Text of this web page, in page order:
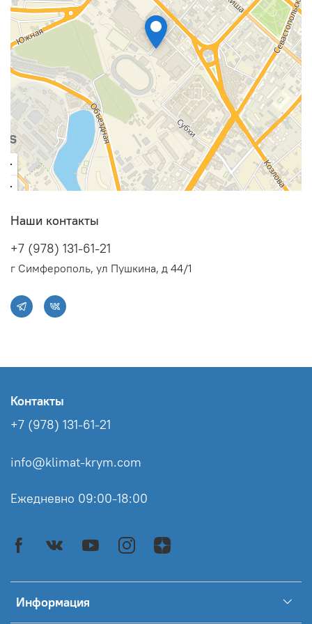
Наши контакты
+7 (978) 131-61-21
г Симферополь, ул Пушкина, д 44/1
Информация
Контакты
+7 (978) 131-61-21
info@klimat-krym.com
Ежедневно 09:00-18:00